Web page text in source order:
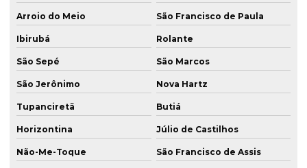
Hélice contínua monitorada para obra sc
Hélice segmentada no rs
Instalação de tirante em fundação rs
Instalação de tirante em fundação sc
Máquina ek300 para fundação sc
Parede de diafragma em florianópolis
Parede diafragma para fundação rs
Arroio do Meio São Francisco de Paula
Ibirubá Rolante
São Sepé São Marcos
São Jerônimo Nova Hartz
Tupanciretã Butiá
Horizontina Júlio de Castilhos
Não-Me-Toque São Francisco de Assis